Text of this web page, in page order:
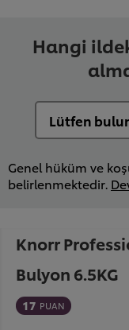
Hangi
Genel hüküm ve
belirlenmektedir.
Knorr
Bulyon 6.5KG
17 PUAN